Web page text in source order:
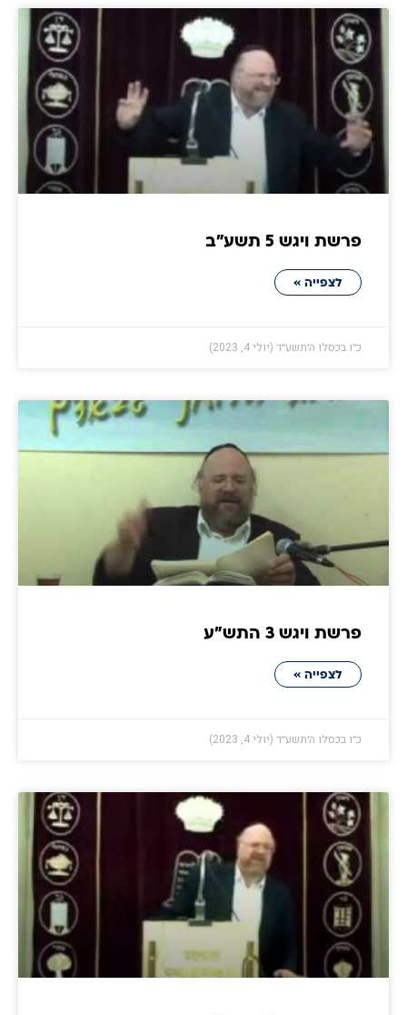
פרשת ויגש 5 תשע״ב
לצפייה »
כ״ו בכסלו ה׳תשע״ד (יולי 4, 2023)
פרשת ויגש 3 התש״ע
לצפייה »
כ״ו בכסלו ה׳תשע״ד (יולי 4, 2023)